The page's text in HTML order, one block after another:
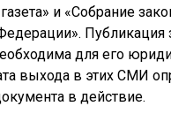
и «Собрание
Публикация
для его
выхода в этих СМИ
в действие.